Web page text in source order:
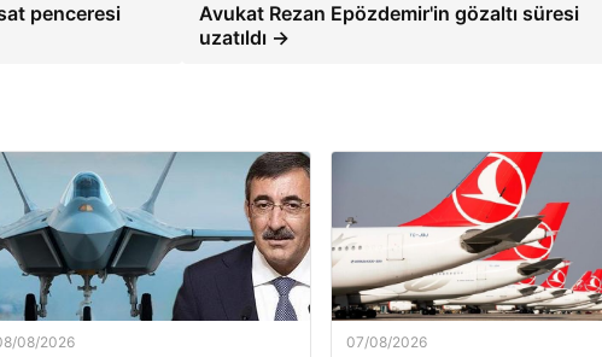
penceresi
Avukat Rezan Epözdemir'in gözaltı süresi
uzatıldı →
08/2026 07/08/2026